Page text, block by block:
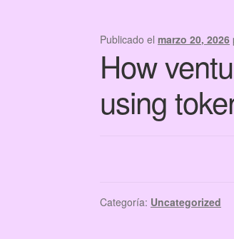
Publicado elmarzo 20, 2026
How
using
Categoría: Uncategorized